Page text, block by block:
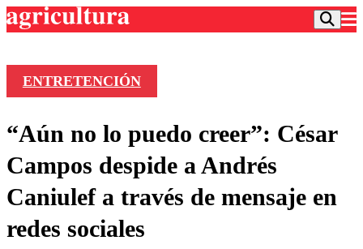
Frecuencias
Agricultura TV
Deportes
Colo Colo
Motor
Entretención
Noticias
Vida Social
ENTRETENCIÓN
“Aún no lo puedo creer”: César
Campos despide a Andrés
Caniulef a través de mensaje en
redes sociales